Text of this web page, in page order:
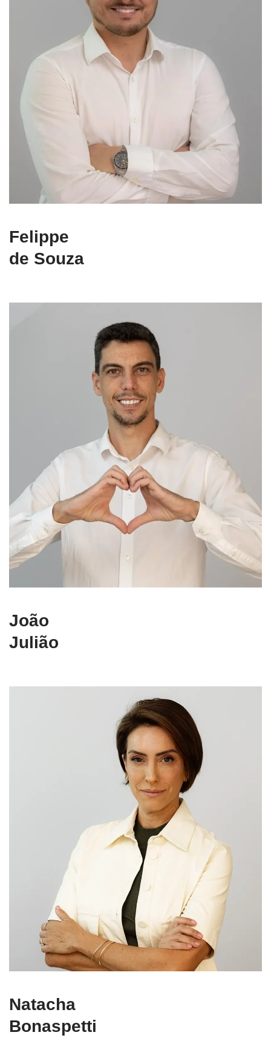
Felippe
de Souza
João
Julião
Natacha
Bonaspetti